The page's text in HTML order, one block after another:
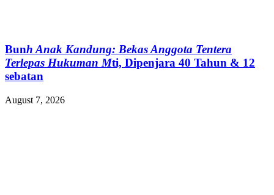
Bunh Anak Kandung: Bekas Anggota Tentera
Terlepas Hukuman Mti, Dipenjara 40 Tahun & 12
sebatan
August 7, 2026